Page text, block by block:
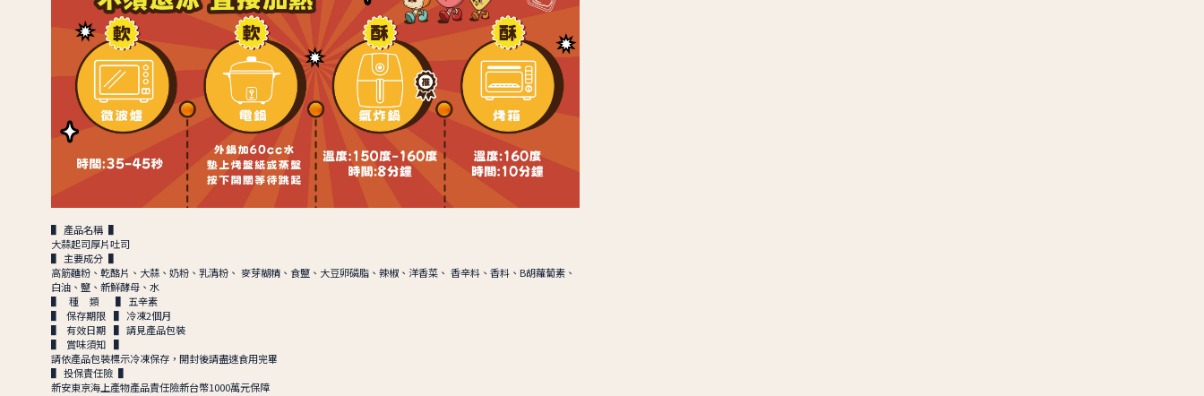
▌ 產品名稱 ▌
大蒜起司厚片吐司
▌ 主要成分 ▌
高筋麵粉、乾酪片、大蒜、奶粉、乳清粉、 麥芽糊精、食鹽、大豆卵磷脂、辣椒、洋香菜、 香辛料、香料、B胡蘿蔔素、
白油、鹽、新鮮酵母、水
▌ 種 類 ▌ 五辛素
▌ 保存期限 ▌ 冷凍2個月
▌ 有效日期 ▌ 請見產品包裝
▌ 賞味須知 ▌
請依產品包裝標示冷凍保存，開封後請盡速食用完畢
▌ 投保責任險 ▌
新安東京海上產物產品責任險新台幣1000萬元保障